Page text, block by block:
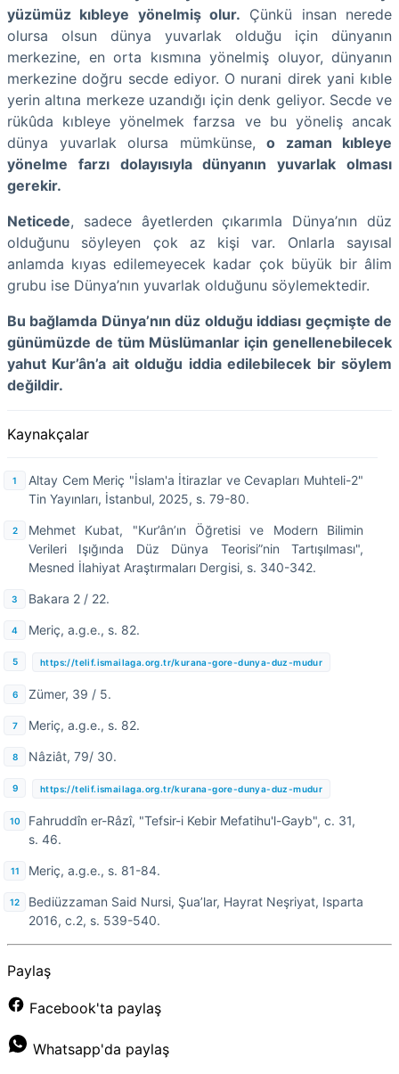
yüzümüz kıbleye yönelmiş olur. Çünkü insan nerede
olursa olsun dünya yuvarlak olduğu için dünyanın
merkezine, en orta kısmına yönelmiş oluyor, dünyanın
merkezine doğru secde ediyor. O nurani direk yani kıble
yerin altına merkeze uzandığı için denk geliyor. Secde ve
rükûda kıbleye yönelmek farzsa ve bu yöneliş ancak
dünya yuvarlak olursa mümkünse, o zaman kıbleye
yönelme farzı dolayısıyla dünyanın yuvarlak olması
gerekir.
Neticede, sadece âyetlerden çıkarımla Dünya’nın düz
olduğunu söyleyen çok az kişi var. Onlarla sayısal
anlamda kıyas edilemeyecek kadar çok büyük bir âlim
grubu ise Dünya’nın yuvarlak olduğunu söylemektedir.
Bu bağlamda Dünya’nın düz olduğu iddiası geçmişte de
günümüzde de tüm Müslümanlar için genellenebilecek
yahut Kur’ân’a ait olduğu iddia edilebilecek bir söylem
değildir.
Kaynakçalar
Altay Cem Meriç "İslam'a İtirazlar ve Cevapları Muhteli-2"
Tin Yayınları, İstanbul, 2025, s. 79-80.
Mehmet Kubat, "Kur’ân’ın Öğretisi ve Modern Bilimin
Verileri Işığında Düz Dünya Teorisi”nin Tartışılması",
Mesned İlahiyat Araştırmaları Dergisi, s. 340-342.
Bakara 2 / 22.
Meriç, a.g.e., s. 82.
https://telif.ismailaga.org.tr/kurana-gore-dunya-duz-mudur
Zümer, 39 / 5.
Meriç, a.g.e., s. 82.
Nâziât, 79/ 30.
https://telif.ismailaga.org.tr/kurana-gore-dunya-duz-mudur
Fahruddîn er-Râzî, "Tefsir-i Kebir Mefatihu'l-Gayb", c. 31,
s. 46.
Meriç, a.g.e., s. 81-84.
Bediüzzaman Said Nursi, Şua’lar, Hayrat Neşriyat, Isparta
2016, c.2, s. 539-540.
Paylaş
Facebook'ta paylaş
Whatsapp'da paylaş